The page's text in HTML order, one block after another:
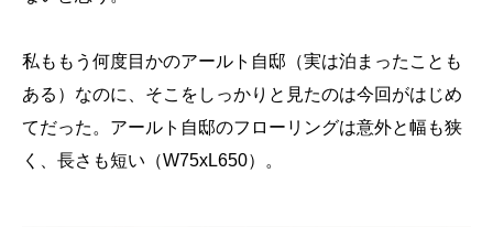
私ももう何度目かのアールト自邸（実は泊まったことも
ある）なのに、そこをしっかりと見たのは今回がはじめ
てだった。アールト自邸のフローリングは意外と幅も狭
く、長さも短い（W75xL650）。